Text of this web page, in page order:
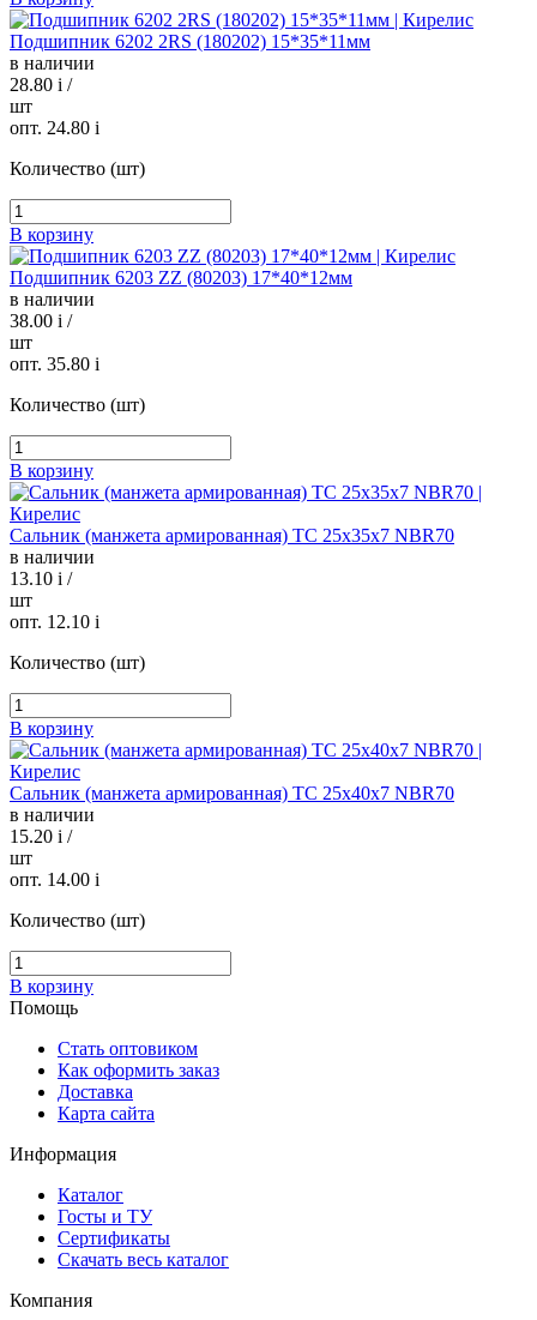
Подшипник 6202 2RS (180202) 15*35*11мм
в наличии
28.80 i /
шт
опт. 24.80 i
Количество (шт)
В корзину
Подшипник 6203 ZZ (80203) 17*40*12мм
в наличии
38.00 i /
шт
опт. 35.80 i
Количество (шт)
В корзину
Сальник (манжета армированная) TC 25х35х7 NBR70
в наличии
13.10 i /
шт
опт. 12.10 i
Количество (шт)
В корзину
Сальник (манжета армированная) TC 25х40х7 NBR70
в наличии
15.20 i /
шт
опт. 14.00 i
Количество (шт)
В корзину
Помощь
Стать оптовиком
Как оформить заказ
Доставка
Карта сайта
Информация
Каталог
Госты и ТУ
Сертификаты
Скачать весь каталог
Компания